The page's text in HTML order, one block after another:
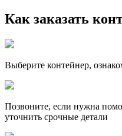
Как заказать
Выберите контейнер,
Позвоните, если нужна
уточнить срочные детали